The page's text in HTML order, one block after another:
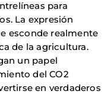
para
La expresión
esconde realmente
de la agricultura.
un papel
del CO2
en verdaderos